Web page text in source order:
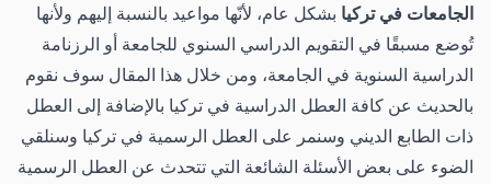
الجامعات في تركيا بشكل عام، لأنّها مواعيد بالنسبة إليهم ولأنها
تُوضع مسبقًا في التقويم الدراسي السنوي للجامعة أو الرزنامة
الدراسية السنوية في الجامعة، ومن خلال هذا المقال سوف نقوم
بالحديث عن كافة العطل الدراسية في تركيا بالإضافة إلى العطل
ذات الطابع الديني وسنمر على العطل الرسمية في تركيا وسنلقي
الضوء على بعض الأسئلة الشائعة التي تتحدث عن العطل الرسمية